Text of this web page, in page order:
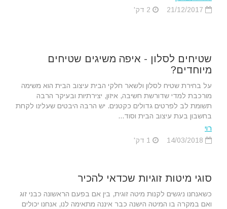
שטיחים לסלון - איפה משיגים שטיחים
מיוחדים?
על בחירת שטיח לסלון ולשאר חלקי הבית עיצוב הבית הוא משימה
מורכבת למדי שדורשת חשיבה, איזון, יצירתיות ובעיקר הרבה
תשומת לב לפרטים גדולים כקטנים. יש הרבה היבטים שעלינו לקחת
בחשבון בעת עיצוב הבית וסוד...
רוי
סוגי מיטות זוגיות שכדאי להכיר
כשאנחנו ניגשים לקנות מיטה זוגית, בין אם בפעם הראשונה כבני זוג
ואם במקרה בו המיטה הישנה כבר איננה מתאימה לנו, אנחנו יכולים